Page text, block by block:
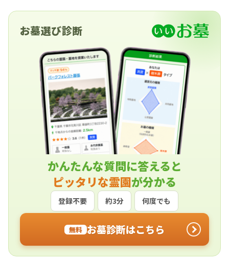
い。資料請求・見学予約・お墓の相談はすべて無
お墓選び診断
かんたんな質問に答えると
ピッタリな霊園が分かる
登録不要 約3分 何度でも
無料 お墓診断はこちら